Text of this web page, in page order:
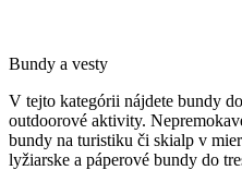
Bundy a vesty
V tejto kategórii nájdete bundy
outdoorové aktivity.
bundy na turistiku či skialp v
lyžiarske a páperové bundy do